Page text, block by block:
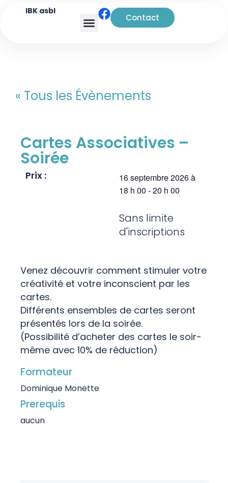
IBK asbl
Contact
« Tous les Évènements
Cartes Associatives –
Soirée
Prix : 16 septembre 2026à
18 h 00 -20 h 00
Sans limite
d'inscriptions
Venez découvrir comment stimuler votre
créativité et votre inconscient par les
cartes.
Différents ensembles de cartes seront
présentés lors de la soirée.
(Possibilité d’acheter des cartes le soir-
même avec 10% de réduction)
Formateur
Dominique Monette
Prerequis
aucun